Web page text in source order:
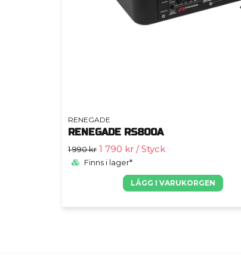
RENEGADE
RENEGADE RS800A
1 990 kr 1 790 kr / Styck
Finns i lager*
LÄGG I VARUKORGEN